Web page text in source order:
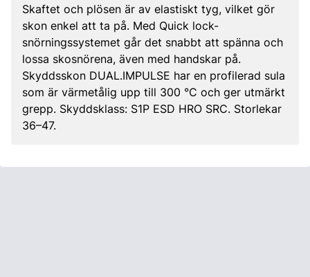
Skaftet och plösen är av elastiskt tyg, vilket gör
skon enkel att ta på. Med Quick lock-
snörningssystemet går det snabbt att spänna och
lossa skosnörena, även med handskar på.
Skyddsskon DUAL.IMPULSE har en profilerad sula
som är värmetålig upp till 300 °C och ger utmärkt
grepp. Skyddsklass: S1P ESD HRO SRC. Storlekar
36–47.